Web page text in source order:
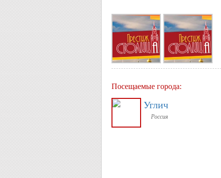
Посещаемые города:
Углич
Россия